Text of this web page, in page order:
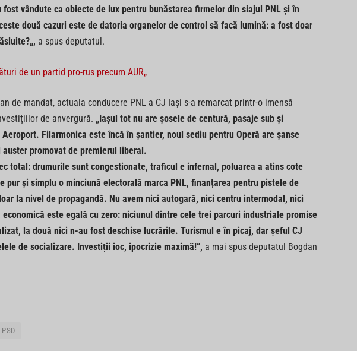
vândute ca obiecte de lux pentru bunăstarea firmelor din siajul PNL și în
două cazuri este de datoria organelor de control să facă lumină: a fost doar
a spus deputatul.
de un partid pro-rus precum AUR„
de mandat, actuala conducere PNL a CJ Iași s-a remarcat printr-o imensă
de anvergură. „Iașul tot nu are șosele de centură, pasaje sub și
Filarmonica este încă în șantier, noul sediu pentru Operă are șanse
promovat de premierul liberal.
total: drumurile sunt congestionate, traficul e infernal, poluarea a atins cote
pur și simplu o minciună electorală marca PNL, finanțarea pentru pistele de
la nivel de propagandă. Nu avem nici autogară, nici centru intermodal, nici
este egală cu zero: niciunul dintre cele trei parcuri industriale promise
la două nici n-au fost deschise lucrările. Turismul e în picaj, dar șeful CJ
de socializare. Investiții ioc, ipocrizie maximă!”, a mai spus deputatul Bogdan
PSD